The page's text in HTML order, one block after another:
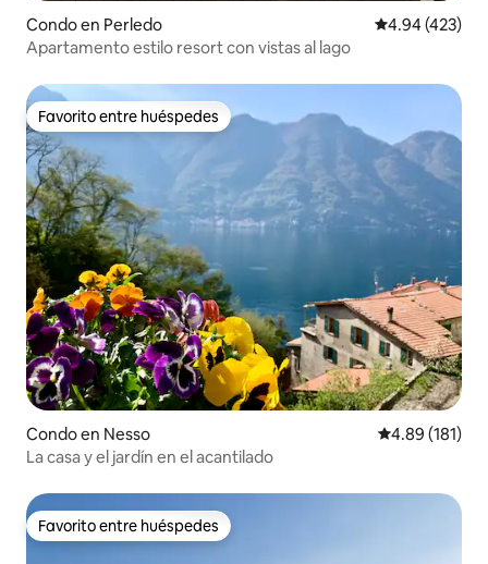
Condo en Perledo Calificación
4.94 (423)
Apartamento estilo resort con vistas al lago
Favorito entre huéspedes
Favorito entre huéspedes
Condo en Nesso Calificación
4.89 (181)
La casa y el jardín en el acantilado
Favorito entre huéspedes
Favorito entre huéspedes